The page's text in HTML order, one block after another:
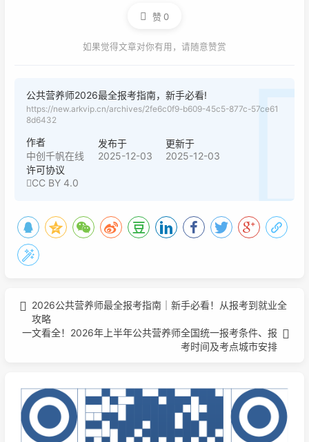
赞0
如果觉得文章对你有用，请随意赞赏
公共营养师2026最全报考指南，新手必看!
https://new.arkvip.cn/archives/2fe6c0f9-b609-45c5-877c-57ce61
8d6432
作者
中创千帆在线
发布于
2025-12-03
更新于
2025-12-03
许可协议
CC BY 4.0
2026公共营养师最全报考指南｜新手必看！从报考到就业全
攻略
一文看全！2026年上半年公共营养师全国统一报考条件、报
考时间及考点城市安排